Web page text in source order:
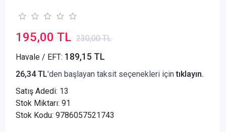
195,00 TL 230,00 TL
Havale / EFT: 189,15 TL
26,34 TL'den başlayan taksit seçenekleri içintıklayın.
Satış Adedi: 13
Stok Miktarı: 91
Stok Kodu: 9786057521743